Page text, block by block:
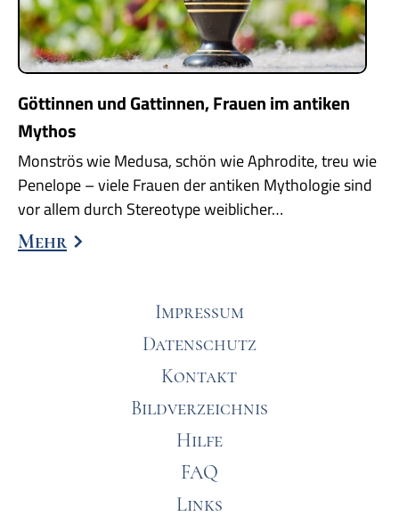
Göttinnen und Gattinnen, Frauen im antiken
Mythos
Monströs wie Medusa, schön wie Aphrodite, treu wie
Penelope – viele Frauen der antiken Mythologie sind
vor allem durch Stereotype weiblicher…
Mehr
Impressum
Datenschutz
Kontakt
Bildverzeichnis
Hilfe
FAQ
Links